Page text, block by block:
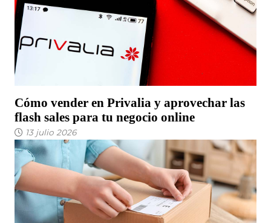
Cómo vender en Privalia y aprovechar las
flash sales para tu negocio online
13 julio 2026